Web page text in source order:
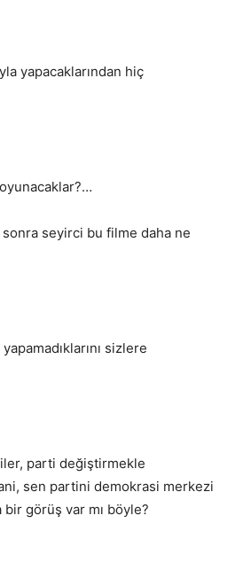
yapacaklarından hiç
seyirci bu filme daha ne
sizlere
parti değiştirmekle
sen partini demokrasi merkezi
görüş var mı böyle?